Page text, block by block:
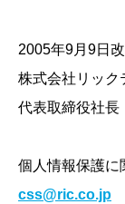
2005年9月9日
株式会社リック
代表取締役社
個人情報保護に
css@ric.co.jp